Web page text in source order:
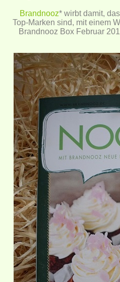
Brandnooz* wirbt damit,
Top-Marken sind, mit einem
Brandnooz Box Februar